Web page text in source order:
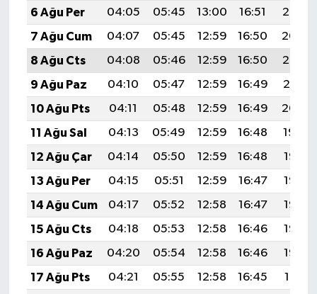
6 Ağu Per
04:05 05:45 13:00 16:51
20:05
7 Ağu Cum
04:07 05:45 12:59 16:50
20:04
8 Ağu Cts
04:08 05:46 12:59 16:50
20:02
9 Ağu Paz
04:10 05:47 12:59 16:49
20:01
10 Ağu Pts
04:11 05:48 12:59 16:49
20:00
11 Ağu Sal
04:13 05:49 12:59 16:48
19:59
12 Ağu Çar
04:14 05:50 12:59 16:48
19:57
13 Ağu Per
04:15 05:51 12:59 16:47
19:56
14 Ağu Cum
04:17 05:52 12:58 16:47
19:55
15 Ağu Cts
04:18 05:53 12:58 16:46
19:53
16 Ağu Paz
04:20 05:54 12:58 16:46
19:52
17 Ağu Pts
04:21 05:55 12:58 16:45
19:51